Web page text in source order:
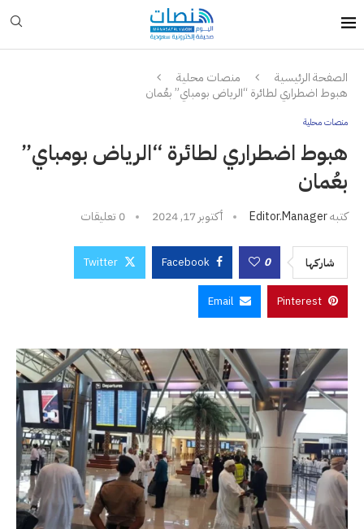
الصفحة الرئيسية
منصات محلية
هبوط اضطراري لطائرة “الرياض بومباي” بعُمان
منصات محلية
هبوط اضطراري لطائرة “الرياض بومباي”
بعُمان
كتبهEditor.manager أكتوبر 17, 2024 0 تعليقات
شاركها 0
Facebook
Twitter
Pinterest
Email